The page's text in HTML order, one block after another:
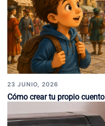
23 JUNIO, 2026
Cómo crear tu propio cuento